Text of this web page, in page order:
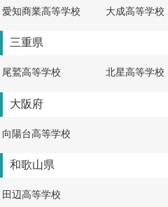
愛知商業高等学校 大成高等学校
三重県
尾鷲高等学校 北星高等学校
大阪府
向陽台高等学校
和歌山県
田辺高等学校